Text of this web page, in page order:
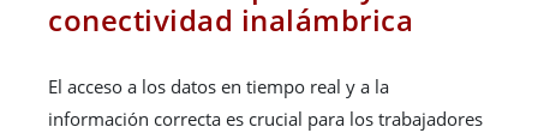
conectividad inalámbrica
El acceso a los datos en tiempo real y a la
información correcta es crucial para los trabajadores